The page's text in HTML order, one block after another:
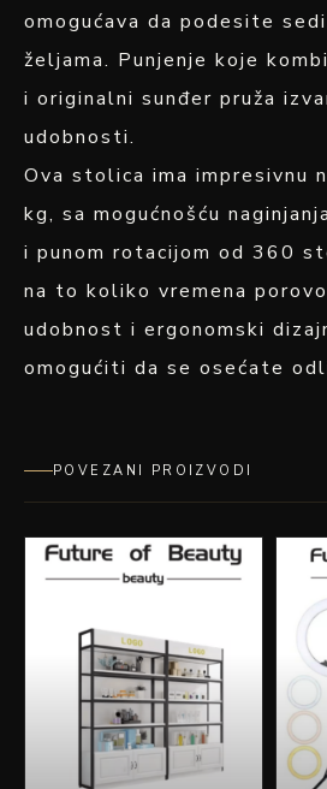
omogućava da podesite
željama. Punjenje koje
i originalni sunđer pruža
udobnosti.
Ova stolica ima impresivnu
kg, sa mogućnošću
i punom rotacijom od 360
na to koliko vremena
udobnost i ergonomski
omogućiti da se osećate
POVEZANI PROIZVODI